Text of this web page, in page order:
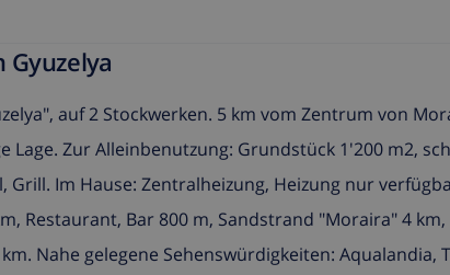
Gyuzelya
auf 2 Stockwerken. 5 km vom Zentrum von
Zur Alleinbenutzung: Grundstück 1'200 m2,
Grill. Im Hause: Zentralheizung, Heizung nur
Restaurant, Bar 800 m, Sandstrand "Moraira" 4
Nahe gelegene Sehenswürdigkeiten: Aqualandia,